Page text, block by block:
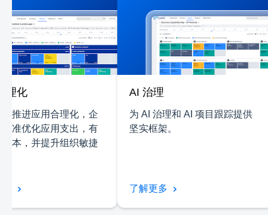
理化
续推进应用合理化，企
精准优化应用支出，有
成本，并提升组织敏捷
AI 治理
为 AI 治理和 AI 项目跟踪提供
坚实框架。
了解更多